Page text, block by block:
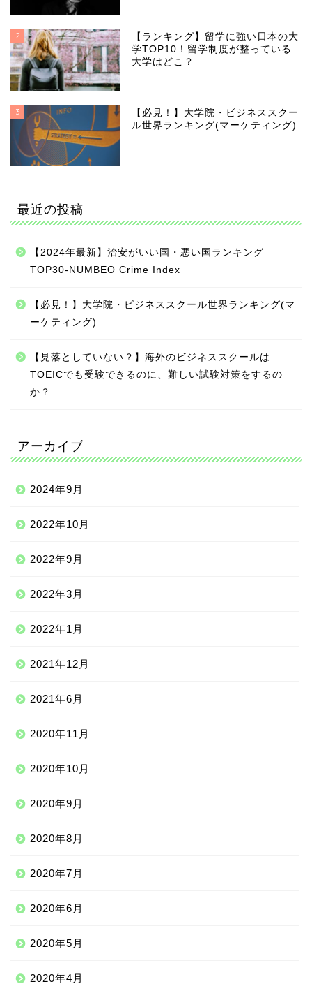
2
【ランキング】留学に強い日本の大
学TOP10！留学制度が整っている
大学はどこ？
3
【必見！】大学院・ビジネススクー
ル世界ランキング(マーケティング)
最近の投稿
【2024年最新】治安がいい国・悪い国ランキング
TOP30-NUMBEO Crime Index
【必見！】大学院・ビジネススクール世界ランキング(マ
ーケティング)
【見落としていない？】海外のビジネススクールは
TOEICでも受験できるのに、難しい試験対策をするの
か？
アーカイブ
2024年9月
2022年10月
2022年9月
2022年3月
2022年1月
2021年12月
2021年6月
2020年11月
2020年10月
2020年9月
2020年8月
2020年7月
2020年6月
2020年5月
2020年4月